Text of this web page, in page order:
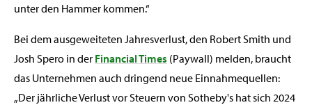
unter den Hammer kommen.“
Bei dem ausgeweiteten Jahresverlust, den Robert Smith und
Josh Spero in der Financial Times (Paywall) melden, braucht
das Unternehmen auch dringend neue Einnahmequellen:
„Der jährliche Verlust vor Steuern von Sotheby's hat sich 2024